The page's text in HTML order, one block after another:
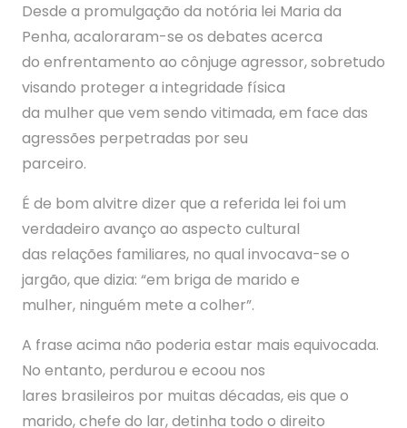
Desde a promulgação da notória lei Maria da
Penha, acaloraram-se os debates acerca
do enfrentamento ao cônjuge agressor, sobretudo
visando proteger a integridade física
da mulher que vem sendo vitimada, em face das
agressões perpetradas por seu
parceiro.
É de bom alvitre dizer que a referida lei foi um
verdadeiro avanço ao aspecto cultural
das relações familiares, no qual invocava-se o
jargão, que dizia: “em briga de marido e
mulher, ninguém mete a colher”.
A frase acima não poderia estar mais equivocada.
No entanto, perdurou e ecoou nos
lares brasileiros por muitas décadas, eis que o
marido, chefe do lar, detinha todo o direito